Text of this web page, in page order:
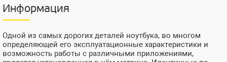
Информация
Одной из самых дорогих деталей ноутбука, во многом
определяющей его эксплуатационные характеристики и
возможность работы с различными приложениями,